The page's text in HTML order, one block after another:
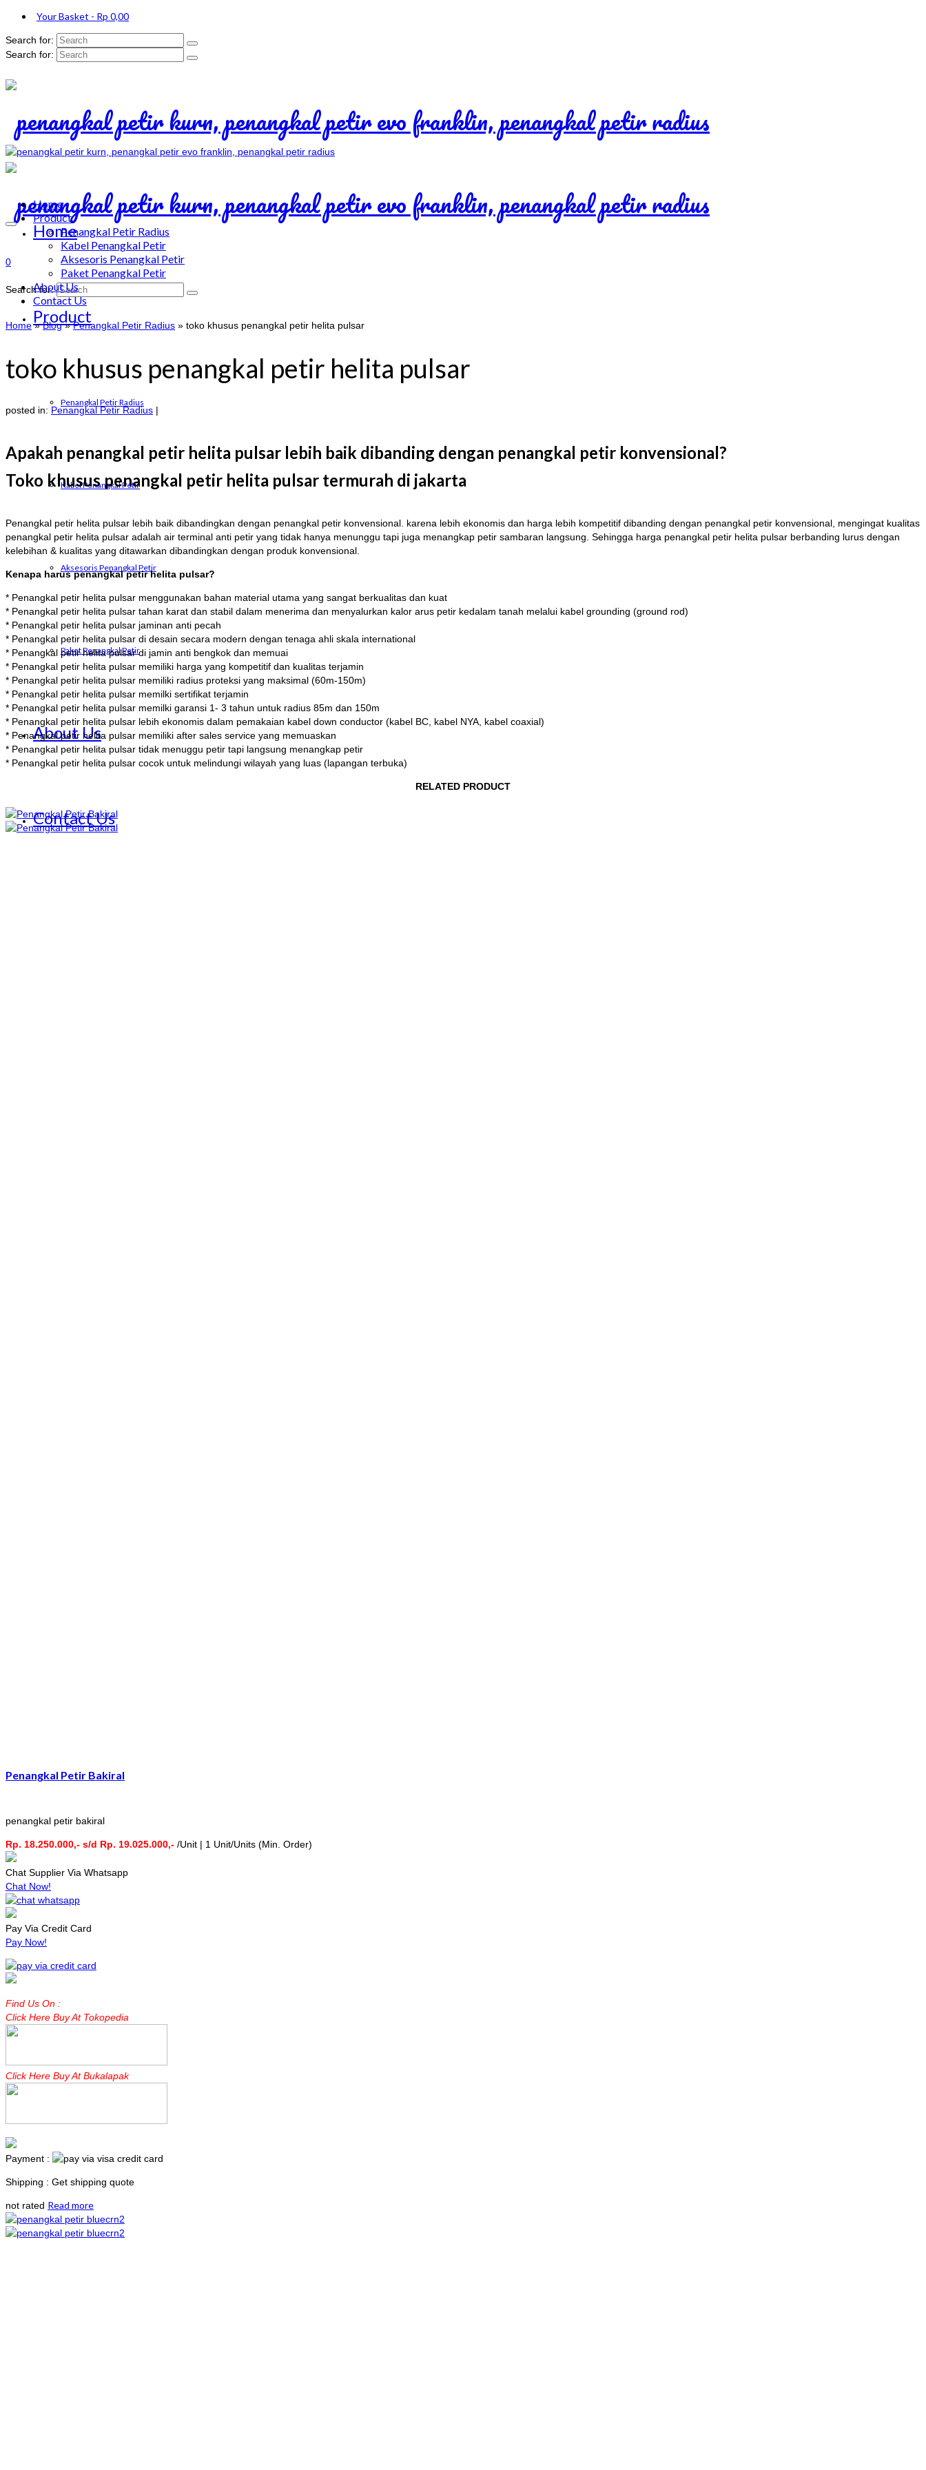
Your Basket - Rp 0,00
Search for:
Search for:
Home
Product
Penangkal Petir Radius
Kabel Penangkal Petir
Aksesoris Penangkal Petir
Paket Penangkal Petir
About Us
Contact Us
0
Search for:
Home
Product
Penangkal Petir Radius
Kabel Penangkal Petir
Aksesoris Penangkal Petir
Paket Penangkal Petir
About Us
Contact Us
Home » Blog»Penangkal Petir Radius » toko khusus penangkal petir helita pulsar
toko khusus penangkal petir helita pulsar
posted in: Penangkal Petir Radius |
Apakah penangkal petir helita pulsar lebih baik dibanding dengan penangkal petir konvensional?
Toko khusus penangkal petir helita pulsar termurah di jakarta
Penangkal petir helita pulsar lebih baik dibandingkan dengan penangkal petir konvensional. karena lebih ekonomis dan harga lebih kompetitif dibanding dengan penangkal petir konvensional, mengingat kualitas
penangkal petir helita pulsar adalah air terminal anti petir yang tidak hanya menunggu tapi juga menangkap petir sambaran langsung. Sehingga harga penangkal petir helita pulsar berbanding lurus dengan
kelebihan & kualitas yang ditawarkan dibandingkan dengan produk konvensional.
Kenapa harus penangkal petir helita pulsar?
* Penangkal petir helita pulsar menggunakan bahan material utama yang sangat berkualitas dan kuat
* Penangkal petir helita pulsar tahan karat dan stabil dalam menerima dan menyalurkan kalor arus petir kedalam tanah melalui kabel grounding (ground rod)
* Penangkal petir helita pulsar jaminan anti pecah
* Penangkal petir helita pulsar di desain secara modern dengan tenaga ahli skala international
* Penangkal petir helita pulsar di jamin anti bengkok dan memuai
* Penangkal petir helita pulsar memiliki harga yang kompetitif dan kualitas terjamin
* Penangkal petir helita pulsar memiliki radius proteksi yang maksimal (60m-150m)
* Penangkal petir helita pulsar memilki sertifikat terjamin
* Penangkal petir helita pulsar memilki garansi 1- 3 tahun untuk radius 85m dan 150m
* Penangkal petir helita pulsar lebih ekonomis dalam pemakaian kabel down conductor (kabel BC, kabel NYA, kabel coaxial)
* Penangkal petir helita pulsar memiliki after sales service yang memuaskan
* Penangkal petir helita pulsar tidak menuggu petir tapi langsung menangkap petir
* Penangkal petir helita pulsar cocok untuk melindungi wilayah yang luas (lapangan terbuka)
RELATED PRODUCT
Penangkal Petir Bakiral
penangkal petir bakiral
Rp. 18.250.000,- s/d Rp. 19.025.000,- /Unit | 1 Unit/Units (Min. Order)
Chat Supplier Via Whatsapp
Chat Now!
Pay Via Credit Card
Pay Now!
Find Us On :
Click Here Buy At Tokopedia
Click Here Buy At Bukalapak
Payment :
Shipping : Get shipping quote
not rated Read more